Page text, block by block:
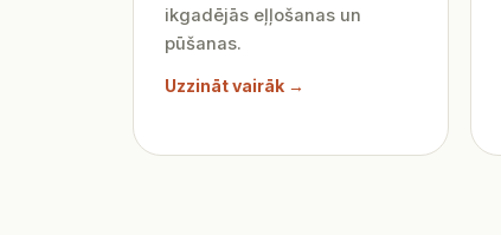
ikgadējās eļļošanas un
pūšanas.
Uzzināt vairāk →